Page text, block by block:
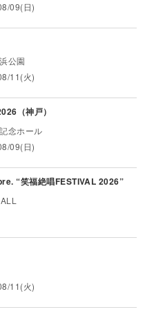
09(日)
公園
11(火)
（神戸）
念ホール
09(日)
“笑福絶唱FESTIVAL 2026”
11(火)